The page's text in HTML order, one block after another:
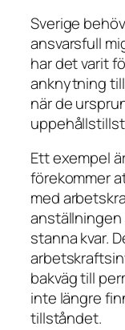
Sverige
ansvarsfull
har det varit
anknytning
när de
Ett exempel
förekommer
med
anställningen
stanna kvar.
bakväg till
inte längre
tillståndet.